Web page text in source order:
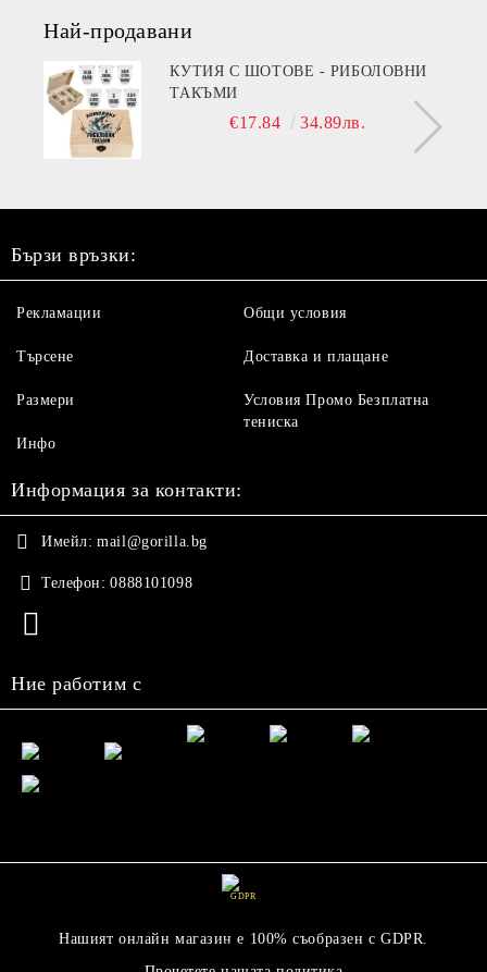
Най-продавани
КУТИЯ С ШОТОВЕ - РИБОЛОВНИ
ТАКЪМИ
€17.84 34.89лв.
Бързи връзки:
Рекламации
Търсене
Размери
Инфо
Общи условия
Доставка и плащане
Условия Промо Безплатна
тениска
Информация за контакти:
Имейл: mail@gorilla.bg
Телефон: 0888101098
Ние работим с
GDPR
Нашият онлайн магазин е 100% съобразен с GDPR.